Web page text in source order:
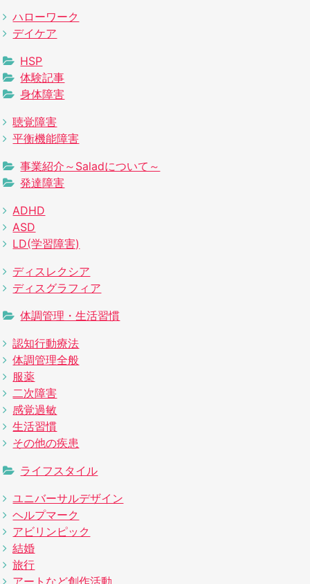
ハローワーク
デイケア
HSP
体験記事
身体障害
聴覚障害
平衡機能障害
事業紹介～Saladについて～
発達障害
ADHD
ASD
LD(学習障害)
ディスレクシア
ディスグラフィア
体調管理・生活習慣
認知行動療法
体調管理全般
服薬
二次障害
感覚過敏
生活習慣
その他の疾患
ライフスタイル
ユニバーサルデザイン
ヘルプマーク
アビリンピック
結婚
旅行